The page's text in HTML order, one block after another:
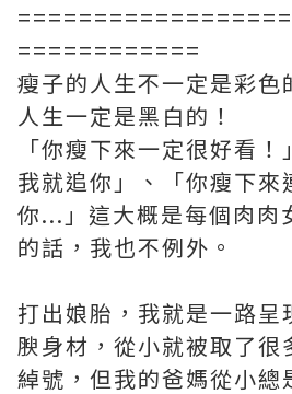
============
瘦子的人生不一定是彩色
人生一定是黑白的！
「你瘦下來一定很好看
我就追你」、「你瘦下來
你...」這大概是每個肉肉
的話，我也不例外。
打出娘胎，我就是一路呈
腴身材，從小就被取了很
綽號，但我的爸媽從小總